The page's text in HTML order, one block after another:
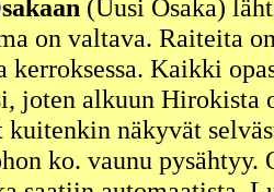
(Uusi Osaka)
on valtava. Raiteita
kerroksessa. Kaikki
joten alkuun Hirokista
kuitenkin näkyvät
ko. vaunu pysähtyy.